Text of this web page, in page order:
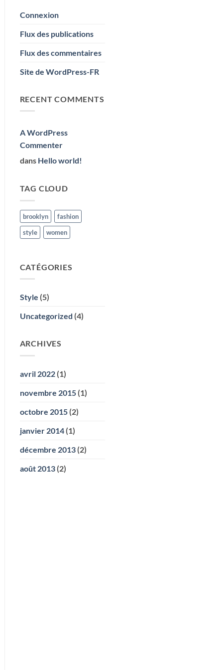
Connexion
Flux des publications
Flux des commentaires
Site de WordPress-FR
RECENT COMMENTS
A WordPress
Commenter
dans Hello world!
TAG CLOUD
brooklyn
fashion
style
women
CATÉGORIES
Style (5)
Uncategorized (4)
ARCHIVES
avril 2022(1)
novembre 2015(1)
octobre 2015(2)
janvier 2014(1)
décembre 2013(2)
août 2013(2)